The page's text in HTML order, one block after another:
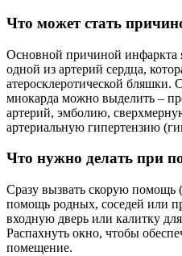
Что может стать
Основной причиной инфаркта
одной из артерий сердца,
атеросклеротической бляшки.
миокарда можно выделить –
артерий, эмболию,
артериальную гипертензию
Что нужно делать при
Сразу вызвать скорую помощь
помощь родных, соседей или
входную дверь или калитку
Распахнуть окно, чтобы
помещение.